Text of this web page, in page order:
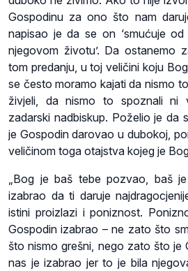
Gospodinu za ono što nam
napisao je da se on ‘smućuje
njegovom životu’. Da ostanemo
tom predanju, u toj veličini koju
se često moramo kajati da nismo
živjeli, da nismo to spoznali ni
zadarski nadbiskup. Poželio je da
je Gospodin darovao u dubokoj,
veličinom toga otajstva kojeg je
„Bog je baš tebe pozvao, baš
izabrao da ti daruje
istini proizlazi i poniznost.
Gospodin izabrao – ne zato što
što nismo grešni, nego zato što je
nas je izabrao jer to je bila